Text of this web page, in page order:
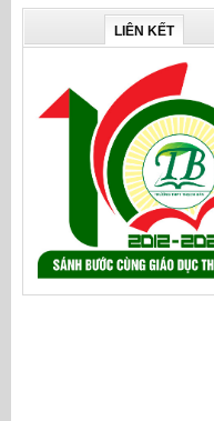
LIÊN KẾT